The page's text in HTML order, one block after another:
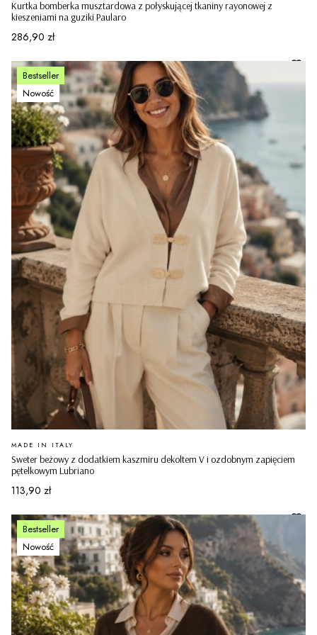
Kurtka bomberka musztardowa z połyskującej tkaniny rayonowej z
kieszeniami na guziki Paularo
Cena
286,90 zł
Bestseller
Nowość
Sweter beżowy z dodatkiem kaszmiru dekoltem V i ozdobnym zapięciem
pętelkowym Lubriano
PRODUCENT
MADE IN ITALY
Cena
113,90 zł
Bestseller
Nowość